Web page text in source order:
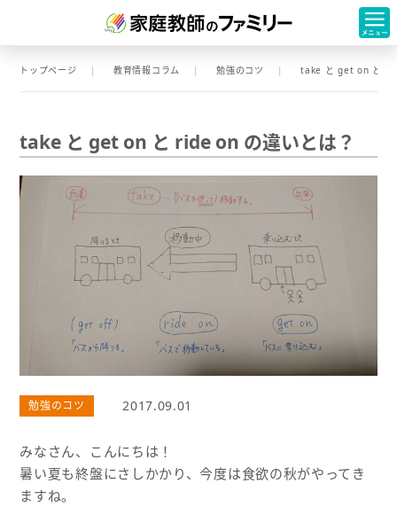
トップページ 教育情報コラム 勉強のコツ take と get on と
take と get on と ride on の違いとは？
勉強のコツ 2017.09.01
みなさん、こんにちは！
暑い夏も終盤にさしかかり、今度は食欲の秋がやってき
ますね。